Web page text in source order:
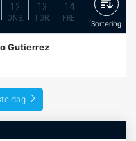
12
ONS.
13
TOR.
14
FRE.
15
LØR.
Sortering
Gutierrez
dag